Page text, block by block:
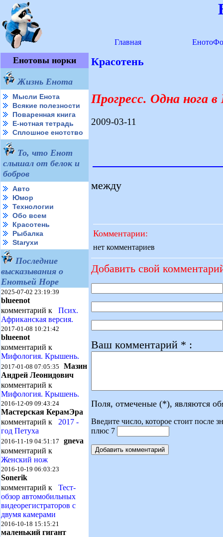
Главная
Енотовы норки
Жизнь Енота
Мысли Енота
Всякие полезности
Поваренная книга
Е-нотная тетрадь
Сплошное енотство
То, что Енот
слышал от белок и
бобров
Авто
Юмор
Технологии
Обо всем
Красотень
Рыбалка
Starухи
Последние
высказывания о
Енотьей Норе
2025-07-02 23:19:39
blueenot
комментарий к Псих.
Африканская версия.
2017-01-08 10:21:42
blueenot
комментарий к
Мифология. Крышень.
2017-01-08 07:05:35 Мазин
Андрей Леонидович
комментарий к
Мифология. Крышень.
2016-12-09 09:43:24
Мастерская КерамЭра
комментарий к 2017 -
год Петуха
2016-11-19 04:51:17 gneva
комментарий к
Женский нож
2016-10-19 06:03:23
Sonerik
комментарий к Тест-
обзор автомобильных
видеорегистраторов с
двумя камерами
2016-10-18 15:15:21
маленький гигант
Красотень
Прогресс. Одна нога
2009-03-11
между
Комментарии:
нет комментариев
Добавить свой
Ваш комментарий * :
Поля, отмеченые (*), являются
Введите число, которое стоит после
плюс 7